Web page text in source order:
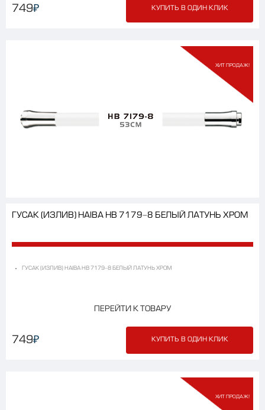
749₽ КУПИТЬ В ОДИН КЛИК
ХИТ ПРОДАЖ!
ГУСАК (ИЗЛИВ) HAIBA HB 7179-8 БЕЛЫЙ ЛАТУНЬ ХРОМ
ГУСАК (ИЗЛИВ) HAIBA HB 7179-8 БЕЛЫЙ ЛАТУНЬ ХРОМ
ПЕРЕЙТИ К ТОВАРУ
749₽ КУПИТЬ В ОДИН КЛИК
ХИТ ПРОДАЖ!